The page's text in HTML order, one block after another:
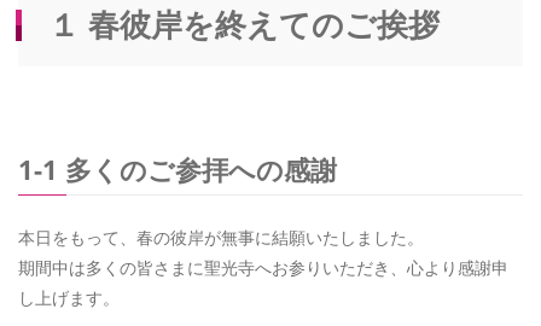
１ 春彼岸を終えてのご挨拶
1-1 多くのご参拝への感謝
本日をもって、春の彼岸が無事に結願いたしました。
期間中は多くの皆さまに聖光寺へお参りいただき、心より感謝申
し上げます。